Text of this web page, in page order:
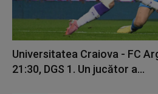
Universitatea Craiova - FC
21:30, DGS 1. Un jucător a...